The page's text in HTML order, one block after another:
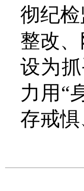
彻纪
整改
设为
力用“
存戒